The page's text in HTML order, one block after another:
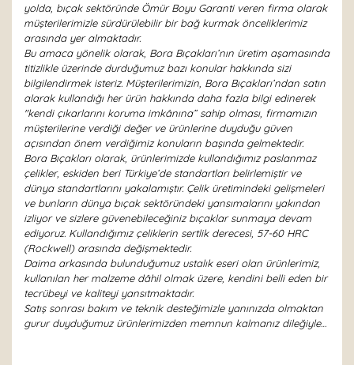
yolda, bıçak sektöründe Ömür Boyu Garanti veren firma olarak
müşterilerimizle sürdürülebilir bir bağ kurmak önceliklerimiz
arasında yer almaktadır.
Bu amaca yönelik olarak, Bora Bıçakları’nın üretim aşamasında
titizlikle üzerinde durduğumuz bazı konular hakkında sizi
bilgilendirmek isteriz. Müşterilerimizin, Bora Bıçakları’ndan satın
alarak kullandığı her ürün hakkında daha fazla bilgi edinerek
"kendi çıkarlarını koruma imkânına” sahip olması, firmamızın
müşterilerine verdiği değer ve ürünlerine duyduğu güven
açısından önem verdiğimiz konuların başında gelmektedir.
Bora Bıçakları olarak, ürünlerimizde kullandığımız paslanmaz
çelikler, eskiden beri Türkiye’de standartları belirlemiştir ve
dünya standartlarını yakalamıştır. Çelik üretimindeki gelişmeleri
ve bunların dünya bıçak sektöründeki yansımalarını yakından
izliyor ve sizlere güvenebileceğiniz bıçaklar sunmaya devam
ediyoruz. Kullandığımız çeliklerin sertlik derecesi, 57-60 HRC
(Rockwell) arasında değişmektedir.
Daima arkasında bulunduğumuz ustalık eseri olan ürünlerimiz,
kullanılan her malzeme dâhil olmak üzere, kendini belli eden bir
tecrübeyi ve kaliteyi yansıtmaktadır.
Satış sonrası bakım ve teknik desteğimizle yanınızda olmaktan
gurur duyduğumuz ürünlerimizden memnun kalmanız dileğiyle…